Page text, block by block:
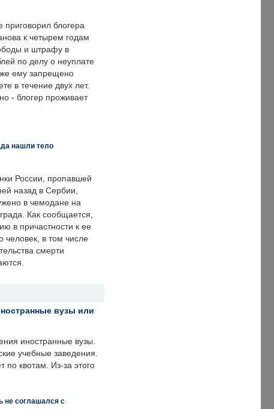
приговорил блогера
к четырем годам
и штрафу в
по делу о неуплате
ему запрещено
в течение двух лет.
- блогер проживает
нашли тело
России, пропавшей
назад в Сербии,
в чемодане на
Как сообщается,
в причастности к ее
человек, в том числе
смерти
вузы или
иностранные вузы.
учебные заведения.
по квотам. Из-за этого
не соглашался с